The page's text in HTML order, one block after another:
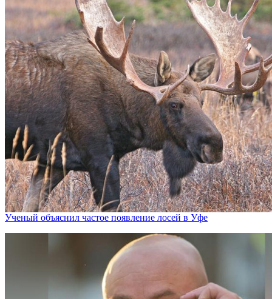
Ученый объяснил частое появление лосей в Уфе